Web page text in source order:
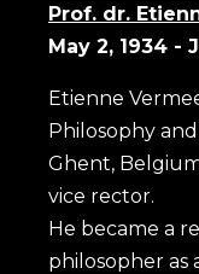
Prof. dr.
May 2, 1934 -
Etienne
Philosophy
Ghent,
vice rector.
He became a
philosopher